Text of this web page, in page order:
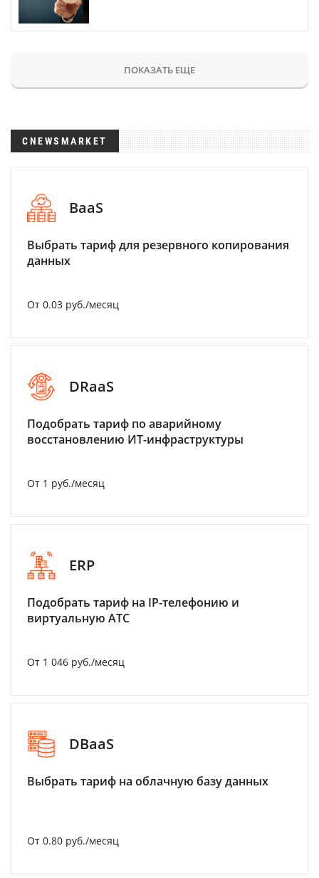
ПОКАЗАТЬ ЕЩЕ
CNEWSMARKET
BaaS
Выбрать тариф для резервного копирования
данных
От 0.03 руб./месяц
DRaaS
Подобрать тариф по аварийному
восстановлению ИТ-инфраструктуры
От 1 руб./месяц
ERP
Подобрать тариф на IP-телефонию и
виртуальную АТС
От 1 046 руб./месяц
DBaaS
Выбрать тариф на облачную базу данных
От 0.80 руб./месяц